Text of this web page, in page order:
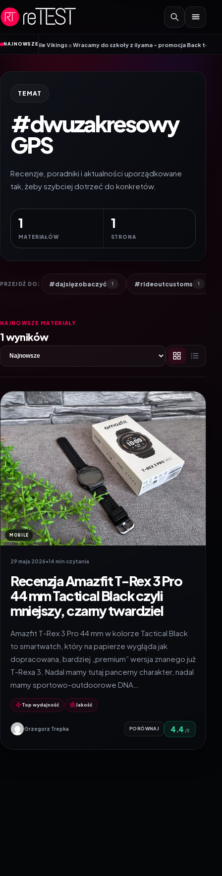
Przejdź do treści
NAJNOWSZE
Mobile Vikings•Wracamy do szkoły z iiyama – promocja Back to School na
TEMAT
#dwuzakresowy
GPS
Recenzje, poradniki i aktualności uporządkowane
tak, żeby szybciej dotrzeć do konkretów.
1
MATERIAŁÓW
1
STRONA
PRZEJDŹ DO: #dajsięzobaczyć 1 #rideoutcustoms 1
NAJNOWSZE MATERIAŁY
1 wyników
MOBILE
29 maja 2026•14 min czytania
Recenzja Amazfit T-Rex 3 Pro
44 mm Tactical Black czyli
mniejszy, czarny twardziel
Amazfit T-Rex 3 Pro 44 mm w kolorze Tactical Black
to smartwatch, który na papierze wygląda jak
dopracowana, bardziej „premium” wersja znanego już
T-Rexa 3. Nadal mamy tutaj pancerny charakter, nadal
mamy sportowo-outdoorowe DNA…
Top wydajność Jakość
Grzegorz Trepka PORÓWNAJ 4.4 /5